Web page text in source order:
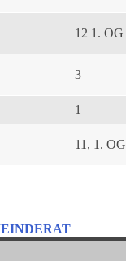
12 1. OG
3
1
11, 1. OG